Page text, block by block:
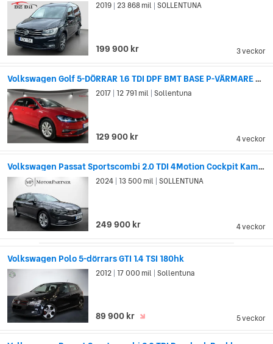
3 veckor
2019 23 868 mil SOLLENTUNA
199 900 kr
Volkswagen Golf 5-DÖRRAR 1.6 TDI DPF BMT BASE P-VÄRMARE PLUSPAKET
4 veckor
2017 12 791 mil Sollentuna
129 900 kr
Volkswagen Passat Sportscombi 2.0 TDI 4Motion Cockpit Kamera Värmare Drag
4 veckor
2024 13 500 mil SOLLENTUNA
249 900 kr
Volkswagen Polo 5-dörrars GTI 1.4 TSI 180hk
5 veckor
2012 17 000 mil Sollentuna
89 900 kr